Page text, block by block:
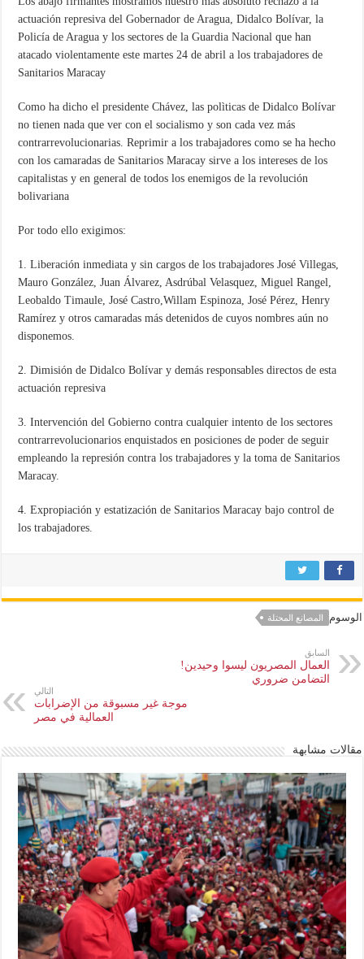
actuación represiva del Gobernador de Aragua, Didalco Bolívar, la
Policía de Aragua y los sectores de la Guardia Nacional que han
atacado violentamente este martes 24 de abril a los trabajadores de
Sanitarios Maracay
Como ha dicho el presidente Chávez, las polìticas de Didalco Bolívar
no tienen nada que ver con el socialismo y son cada vez más
contrarrevolucionarias. Reprimir a los trabajadores como se ha hecho
con los camaradas de Sanitarios Maracay sirve a los intereses de los
capitalistas y en general de todos los enemigos de la revolución
bolivariana
Por todo ello exigimos:
1. Liberación inmediata y sin cargos de los trabajadores José Villegas,
Mauro González, Juan Álvarez, Asdrúbal Velasquez, Miguel Rangel,
Leobaldo Timaule, José Castro,Willam Espinoza, José Pérez, Henry
Ramírez y otros camaradas más detenidos de cuyos nombres aún no
disponemos.
2. Dimisión de Didalco Bolívar y demás responsables directos de esta
actuación represiva
3. Intervención del Gobierno contra cualquier intento de los sectores
contrarrevolucionarios enquistados en posiciones de poder de seguir
empleando la represión contra los trabajadores y la toma de Sanitarios
Maracay.
4. Expropiación y estatización de Sanitarios Maracay bajo control de
los trabajadores.
الوسوم المصانع المحتلة
السابق
العمال المصريون ليسوا وحيدين!
التضامن ضروري
التالي
موجة غير مسبوقة من الإضرابات
العمالية في مصر
مقالات مشابهة